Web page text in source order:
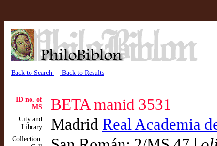
Back to Search Back to Results
ID no. of
MS
BETA manid 3531
City and
Library
Madrid Real Academia
Collection: